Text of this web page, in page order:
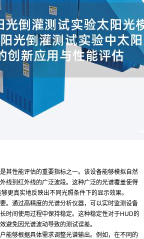
其性能评估的重要指标之一。该设备能够模拟自然
线到红外线的广泛波段。这种广泛的光谱覆盖使得
更真实地反映出不同光照条件下的显示效果。
。通过高精度的光谱分析仪器，可以实时监测设备
时间使用过程中保持稳定。这种稳定性对于HUD的
避免因光谱波动导致的测试误差。
能够根据具体需求调整光谱输出。例如，在不同的